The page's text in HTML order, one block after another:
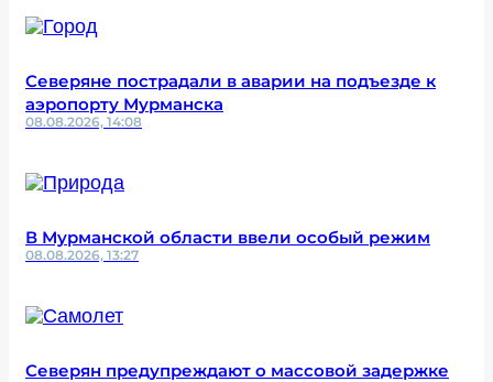
Северяне пострадали в аварии на подъезде к
аэропорту Мурманска
08.08.2026, 14:08
В Мурманской области ввели особый режим
08.08.2026, 13:27
Северян предупреждают о массовой задержке